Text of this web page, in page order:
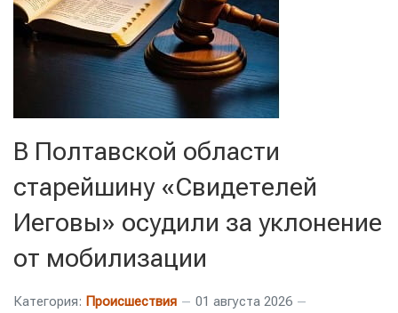
В Полтавской области
старейшину «Свидетелей
Иеговы» осудили за уклонение
от мобилизации
Категория: Происшествия 01 августа 2026